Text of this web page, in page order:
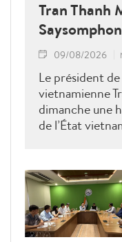
Tran Thanh
09/08/2026
Le président
vietnamienne
dimanche une
de l’État
Phomvihane,
au
de solidarité